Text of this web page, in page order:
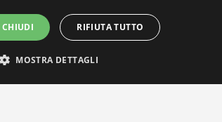
CHIUDI RIFIUTA TUTTO
MOSTRA DETTAGLI